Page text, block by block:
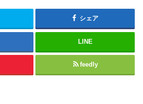
シェア
LINE
feedly